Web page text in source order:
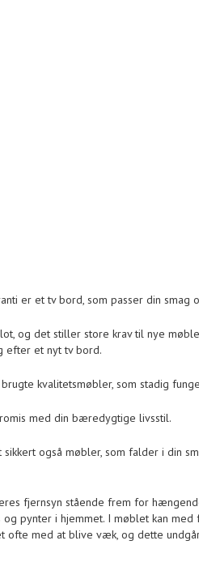
er et tv bord, som passer din smag
og det stiller store krav til nye
efter et nyt tv bord.
kvalitetsmøbler, som stadig
med din bæredygtige livsstil.
også møbler, som falder i din
fjernsyn stående frem for
pynter i hjemmet. I møblet kan
med at blive væk, og dette